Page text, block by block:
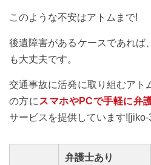
このような不安はアトムまで!
後遺障害があるケースであれば
も大丈夫です。
交通事故に活発に取り組むアト
の方に スマホやPCで手軽に弁
サービスを提供しています![jiko-
弁護士あり